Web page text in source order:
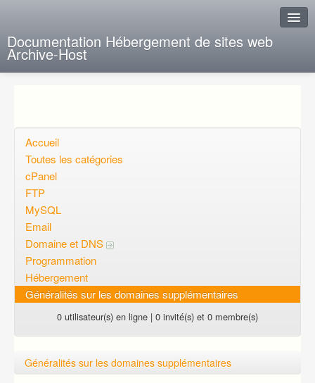
Documentation Hébergement de sites web
Archive-Host
Questions ouvertes
Voulez-vous vous inscrire?
Connexion
Accueil
Toutes les catégories
cPanel
FTP
MySQL
Email
Domaine et DNS
Programmation
Hébergement
Généralités sur les domaines supplémentaires
0 utilisateur(s) en ligne | 0 invité(s) et 0 membre(s)
Généralités sur les domaines supplémentaires